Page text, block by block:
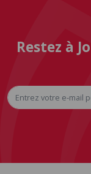
Restez à